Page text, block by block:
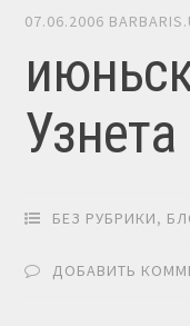
07.06.2006
Узнета
БЕЗ РУБРИКИ,
ДОБАВИТЬ